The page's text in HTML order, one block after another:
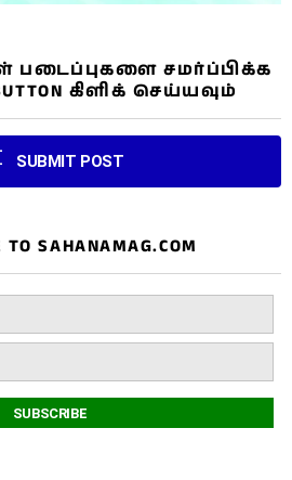
படைப்புகளை சமர்ப்பிக்க
கிளிக் செய்யவும்
SUBMIT POST
TO SAHANAMAG.COM